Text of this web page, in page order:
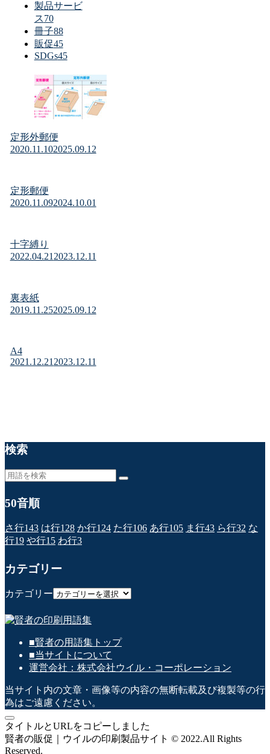
製品サービ
ス70
冊子88
販促45
SDGs45
定形外郵便
2020.11.102025.09.12
定形郵便
2020.11.092024.10.01
十字縛り
2022.04.212023.12.11
裏表紙
2019.11.252025.09.12
A4
2021.12.212023.12.11
検索
50音順
さ行143 は行128 か行124 た行106 あ行105 ま行43 ら行32 な
行19 や行15 わ行3
カテゴリー
カテゴリー
■賢者の用語集トップ
■当サイトについて
運営会社：株式会社ウイル・コーポレーション
当サイト内の文章・画像等の内容の無断転載及び複製等の行
為はご遠慮ください。
タイトルとURLをコピーしました
賢者の販促｜ウイルの印刷製品サイト © 2022.All Rights
Reserved.